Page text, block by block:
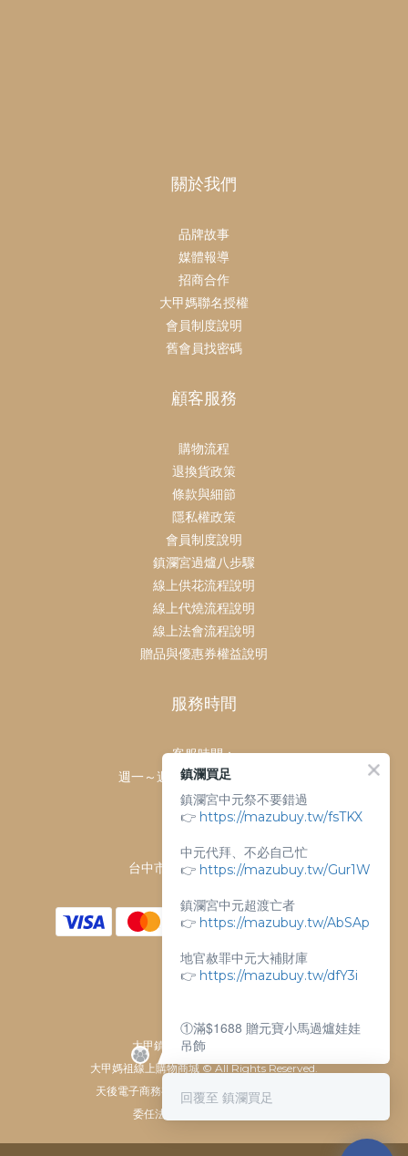
關於我們
品牌故事
媒體報導
招商合作
大甲媽聯名授權
會員制度說明
舊會員找密碼
顧客服務
購物流程
退換貨政策
條款與細節
隱私權政策
會員制度說明
鎮瀾宮過爐八步驟
線上供花流程說明
線上代燒流程說明
線上法會流程說明
贈品與優惠券權益說明
服務時間
客服時間：
週一～週日 上午9點～下午6點
客服電話：
04-26763688
門市地址：
台中市大甲區順天路238號
大甲鎮瀾宮唯一指定 官方商城
大甲媽祖線上購物商城 © All Rights Reserved.
天後電子商務有限公司 / 統一編號 61929607
委任法律顧問：瀛睿律師事務
鎮瀾買足
鎮瀾宮中元祭不要錯過
👉 https://mazubuy.tw/fsTKX
中元代拜、不必自己忙
👉 https://mazubuy.tw/Gur1W
鎮瀾宮中元超渡亡者
👉 https://mazubuy.tw/AbSAp
地官赦罪中元大補財庫
👉 https://mazubuy.tw/dfY3i
①滿$1688 贈元寶小馬過爐娃娃
吊飾
回覆至 鎮瀾買足